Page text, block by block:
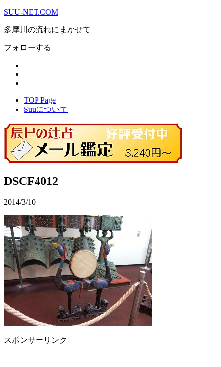
SUU-NET.COM
多摩川の流れにまかせて
フォローする
TOP Page
Suuについて
DSCF4012
2014/3/10
スポンサーリンク